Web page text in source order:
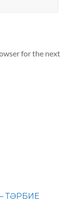
for the next
ТӘРБИЕ